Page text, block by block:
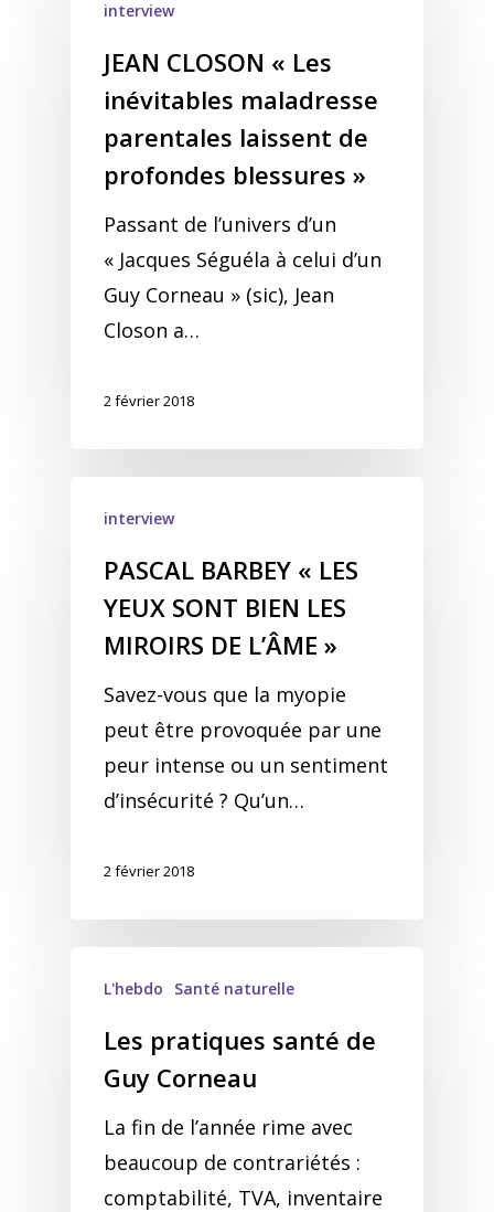
interview
JEAN CLOSON « Les
inévitables maladresse
parentales laissent de
profondes blessures »
Passant de l’univers d’un
« Jacques Séguéla à celui d’un
Guy Corneau » (sic), Jean
Closon a…
2 février 2018
interview
PASCAL BARBEY « LES
YEUX SONT BIEN LES
MIROIRS DE L’ÂME »
Savez-vous que la myopie
peut être provoquée par une
peur intense ou un sentiment
d’insécurité ? Qu’un…
2 février 2018
L'hebdo Santé naturelle
Les pratiques santé de
Guy Corneau
La fin de l’année rime avec
beaucoup de contrariétés :
comptabilité, TVA, inventaire